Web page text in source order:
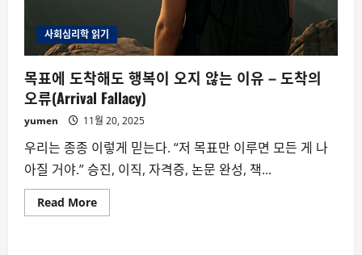
사회심리학 읽기
목표에 도착해도 행복이 오지 않는 이유 – 도착의
오류(Arrival Fallacy)
yumen 11월 20, 2025
우리는 종종 이렇게 믿는다. “저 목표만 이루면 모든 게 나
아질 거야.” 승진, 이직, 자격증, 논문 완성, 책...
Read MoreRead
more